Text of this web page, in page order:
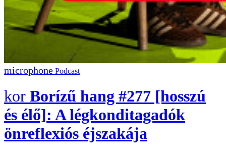
Podcast
Borízű hang #277 [hosszú
és élő]: A légkonditagadók
önreflexiós éjszakája